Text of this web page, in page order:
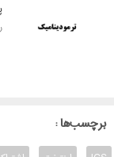
: برچسب‌ها